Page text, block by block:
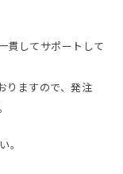
貫してサポートして
りますので、発注
。